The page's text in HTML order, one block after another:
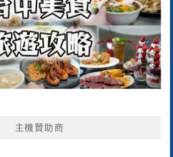
主機贊助商